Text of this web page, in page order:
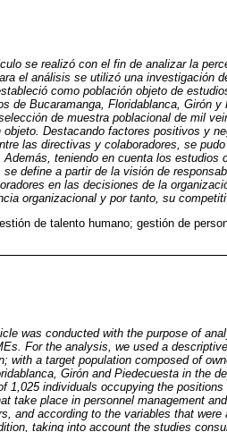
se realizó con el fin de analizar la
el análisis se utilizó una investigación
como población objeto de
de Bucaramanga, Floridablanca, Girón y
de muestra poblacional de mil
Destacando factores positivos y
las directivas y colaboradores, se
teniendo en cuenta los
define a partir de la visión de
en las decisiones de la
organizacional y por tanto, su
de talento humano; gestión de
was conducted with the purpose of
For the analysis, we used a
with a target population composed of
Girón and Piedecuesta in the
1,025 individuals occupying the
take place in personnel management
and according to the variables that
taking into account the studies